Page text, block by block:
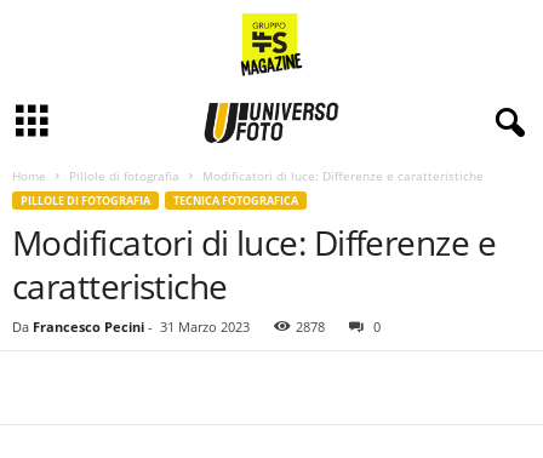
Home Pillole di fotografia Modificatori di luce: Differenze e caratteristiche
PILLOLE DI FOTOGRAFIA TECNICA FOTOGRAFICA
Modificatori di luce: Differenze e
caratteristiche
Da Francesco Pecini - 31 Marzo 2023 2878 0